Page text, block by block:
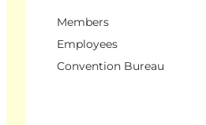
Members
Employees
Convention Bureau